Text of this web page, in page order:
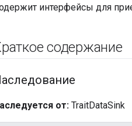
интерфейсы для
содержание
от: TraitDataSink